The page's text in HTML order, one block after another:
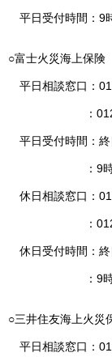
平日受付時間：9
○富士火災海上保険
平日相談窓口：
：
平日受付時間：終
：9
休日相談窓口：
：
休日受付時間：終
：9
○三井住友海上火災
平日相談窓口：